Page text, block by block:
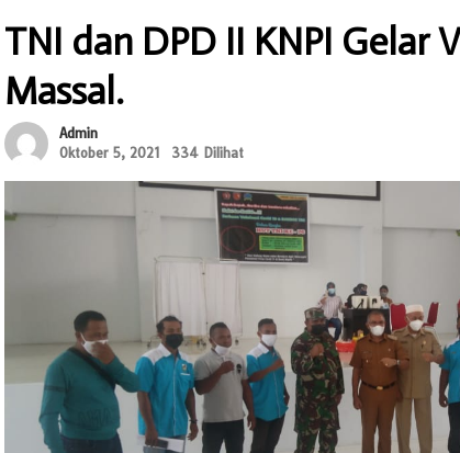
TNI dan DPD II KNPI Gelar
Massal.
Admin
Oktober 5, 2021
334 Dilihat